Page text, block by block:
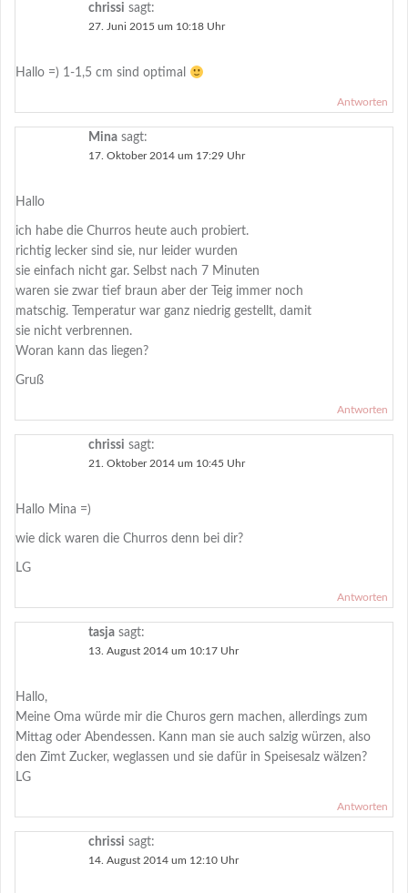
chrissi sagt:
27. Juni 2015 um 10:18 Uhr
Hallo =) 1-1,5 cm sind optimal
Antworten
Mina sagt:
17. Oktober 2014 um 17:29 Uhr
Hallo
ich habe die Churros heute auch probiert.
richtig lecker sind sie, nur leider wurden
sie einfach nicht gar. Selbst nach 7 Minuten
waren sie zwar tief braun aber der Teig immer noch
matschig. Temperatur war ganz niedrig gestellt, damit
sie nicht verbrennen.
Woran kann das liegen?
Gruß
Antworten
chrissi sagt:
21. Oktober 2014 um 10:45 Uhr
Hallo Mina =)
wie dick waren die Churros denn bei dir?
LG
Antworten
tasja sagt:
13. August 2014 um 10:17 Uhr
Hallo,
Meine Oma würde mir die Churos gern machen, allerdings zum
Mittag oder Abendessen. Kann man sie auch salzig würzen, also
den Zimt Zucker, weglassen und sie dafür in Speisesalz wälzen?
LG
Antworten
chrissi sagt:
14. August 2014 um 12:10 Uhr